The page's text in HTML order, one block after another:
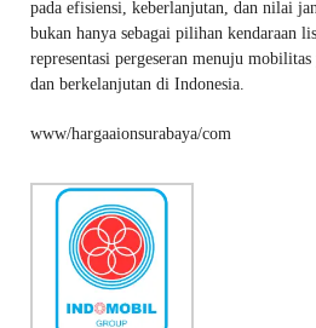
pada efisiensi, keberlanjutan, dan nilai
bukan hanya sebagai pilihan kendaraan
representasi pergeseran menuju
dan berkelanjutan di Indonesia.
www/hargaaionsurabaya/com